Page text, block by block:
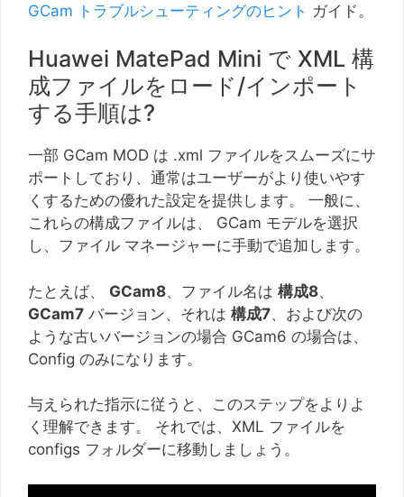
GCam トラブルシューティングのヒント ガイド。
Huawei MatePad Mini で XML 構
成ファイルをロード/インポート
する手順は?
一部 GCam MOD は .xml ファイルをスムーズにサ
ポートしており、通常はユーザーがより使いやす
くするための優れた設定を提供します。 一般に、
これらの構成ファイルは、 GCam モデルを選択
し、ファイル マネージャーに手動で追加します。
たとえば、 GCam8、ファイル名は 構成8、
GCam7 バージョン、それは 構成7、および次の
ような古いバージョンの場合 GCam6 の場合は、
Config のみになります。
与えられた指示に従うと、このステップをよりよ
く理解できます。 それでは、XML ファイルを
configs フォルダーに移動しましょう。